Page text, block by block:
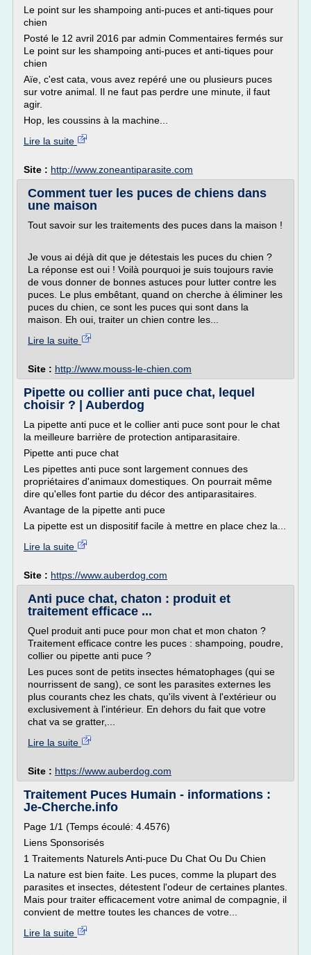
Le point sur les shampoing anti-puces et anti-tiques pour
chien
Posté le 12 avril 2016 par admin Commentaires fermés sur
Le point sur les shampoing anti-puces et anti-tiques pour
chien
Aïe, c'est cata, vous avez repéré une ou plusieurs puces
sur votre animal. Il ne faut pas perdre une minute, il faut
agir.
Hop, les coussins à la machine...
Lire la suite
Site : http://www.zoneantiparasite.com
Comment tuer les puces de chiens dans
une maison
Tout savoir sur les traitements des puces dans la maison !
Je vous ai déjà dit que je détestais les puces du chien ?
La réponse est oui ! Voilà pourquoi je suis toujours ravie
de vous donner de bonnes astuces pour lutter contre les
puces. Le plus embêtant, quand on cherche à éliminer les
puces du chien, ce sont les puces qui sont dans la
maison. Eh oui, traiter un chien contre les...
Lire la suite
Site : http://www.mouss-le-chien.com
Pipette ou collier anti puce chat, lequel
choisir ? | Auberdog
La pipette anti puce et le collier anti puce sont pour le chat
la meilleure barrière de protection antiparasitaire.
Pipette anti puce chat
Les pipettes anti puce sont largement connues des
propriétaires d'animaux domestiques. On pourrait même
dire qu'elles font partie du décor des antiparasitaires.
Avantage de la pipette anti puce
La pipette est un dispositif facile à mettre en place chez la...
Lire la suite
Site : https://www.auberdog.com
Anti puce chat, chaton : produit et
traitement efficace ...
Quel produit anti puce pour mon chat et mon chaton ?
Traitement efficace contre les puces : shampoing, poudre,
collier ou pipette anti puce ?
Les puces sont de petits insectes hématophages (qui se
nourrissent de sang), ce sont les parasites externes les
plus courants chez les chats, qu'ils vivent à l'extérieur ou
exclusivement à l'intérieur. En dehors du fait que votre
chat va se gratter,...
Lire la suite
Site : https://www.auberdog.com
Traitement Puces Humain - informations :
Je-Cherche.info
Page 1/1 (Temps écoulé: 4.4576)
Liens Sponsorisés
1 Traitements Naturels Anti-puce Du Chat Ou Du Chien
La nature est bien faite. Les puces, comme la plupart des
parasites et insectes, détestent l'odeur de certaines plantes.
Mais pour traiter efficacement votre animal de compagnie, il
convient de mettre toutes les chances de votre...
Lire la suite